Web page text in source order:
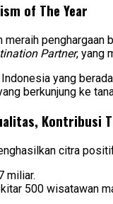
of The Year
penghargaan
Partner, yang
yang
berkunjung ke
Kontribusi
citra
miliar.
500 wisatawan